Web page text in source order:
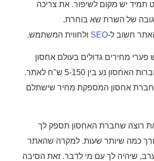
תמיד יש מקום לשיפור. את צריכה
של השרת שא בוחרת.
האתר חשוב ל-SEO ולחווית המשתמש.
פערי מחירים גדולים בעולם אחסון
האתרים. הטווח חברות האחסון נע בין 5-150 ש"ח לאתר.
חברת אחסון המספקת מחיר שישתלם
רוצה שחברת האחסון תספק לך
כמה שיותר שעות. למקרה שהאתר
שיהיה לך עם מי לדבר. זאת הסיבה